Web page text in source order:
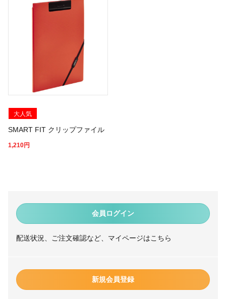
会員ログイン
配送状況、ご注文確認など、マイページはこちら
新規会員登録
大人気
SMART FIT クリップファイル
1,210円